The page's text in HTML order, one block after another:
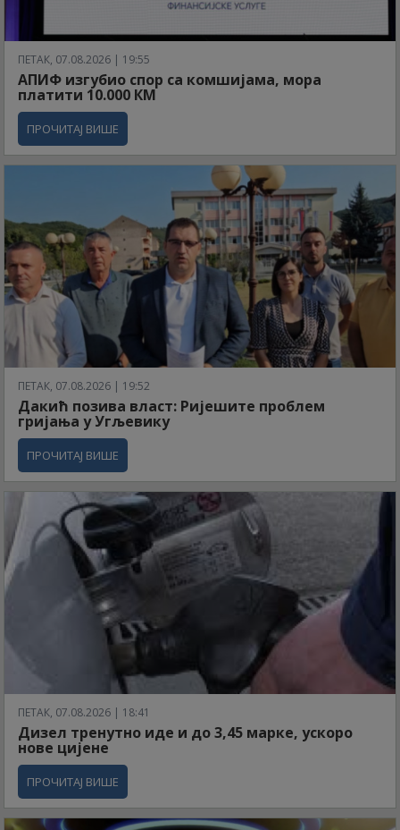
ПЕТАК, 07.08.2026 | 19:55
АПИФ изгубио спор са комшијама, мора
платити 10.000 КМ
ПРОЧИТАЈ ВИШЕ
ПЕТАК, 07.08.2026 | 19:52
Дакић позива власт: Ријешите проблем
гријања у Угљевику
ПРОЧИТАЈ ВИШЕ
ПЕТАК, 07.08.2026 | 18:41
Дизел тренутно иде и до 3,45 марке, ускоро
нове цијене
ПРОЧИТАЈ ВИШЕ